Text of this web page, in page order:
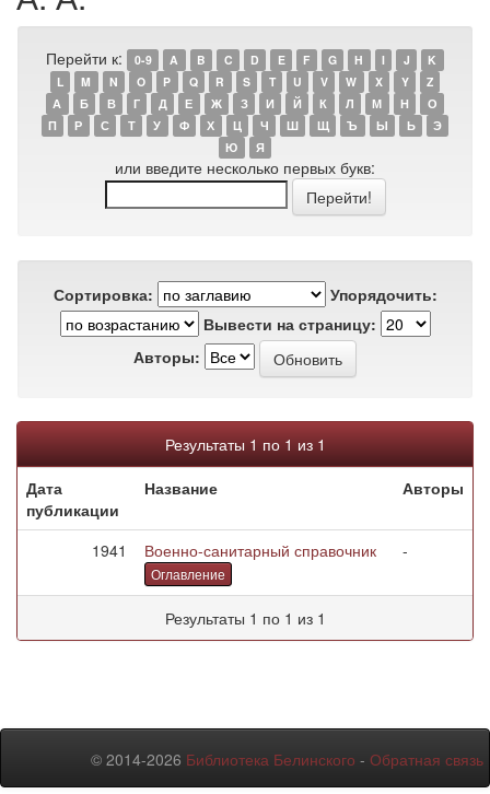
Перейти к: 0-9 A B C D E F G H I J
K
L
M N O P Q R S T U V W X Y
Z
А
Б В Г Д Е Ж З И Й К Л М Н
О
П
Р С Т У Ф Х Ц Ч Ш Щ Ъ Ы Ь
Э
Ю
Я
или введите несколько первых букв:
Сортировка:
Упорядочить:
Вывести на страницу:
Авторы:
Результаты 1 по 1 из 1
Дата
публикации
Название Авторы
1941 Военно-санитарный справочник
Оглавление
-
Результаты 1 по 1 из 1
© 2014-2026 Библиотека Белинского - Обратная связь